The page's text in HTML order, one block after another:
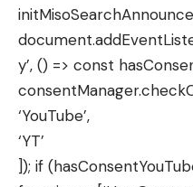
y’, () => const
‘YouTube’,
‘YT’
]); if